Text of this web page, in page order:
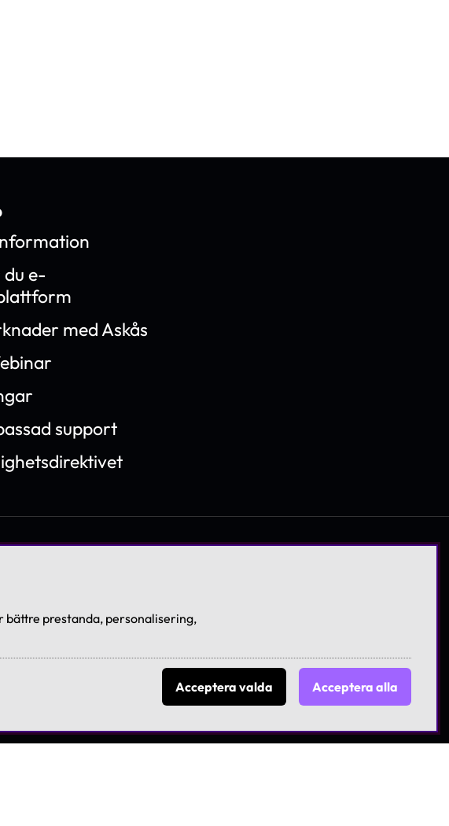
e-
med Askås
support
bättre prestanda, personalisering,
Acceptera valda Acceptera alla